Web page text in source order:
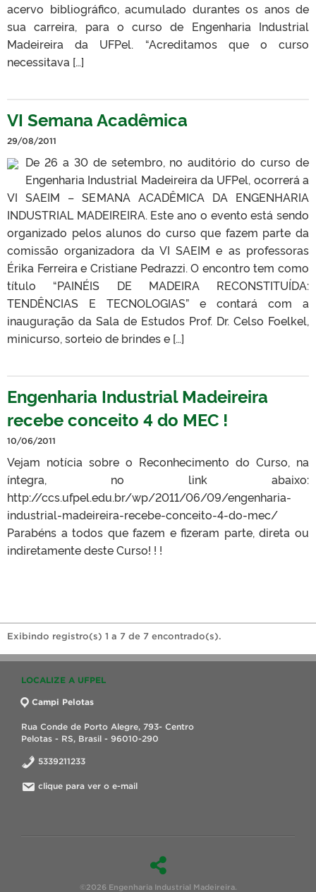
acervo bibliográfico, acumulado durantes os anos de
sua carreira, para o curso de Engenharia Industrial
Madeireira da UFPel. “Acreditamos que o curso
necessitava […]
VI Semana Acadêmica
29/08/2011
De 26 a 30 de setembro, no auditório do curso de
Engenharia Industrial Madeireira da UFPel, ocorrerá a
VI SAEIM – SEMANA ACADÊMICA DA ENGENHARIA
INDUSTRIAL MADEIREIRA. Este ano o evento está sendo
organizado pelos alunos do curso que fazem parte da
comissão organizadora da VI SAEIM e as professoras
Érika Ferreira e Cristiane Pedrazzi. O encontro tem como
título “PAINÉIS DE MADEIRA RECONSTITUÍDA:
TENDÊNCIAS E TECNOLOGIAS” e contará com a
inauguração da Sala de Estudos Prof. Dr. Celso Foelkel,
minicurso, sorteio de brindes e […]
Engenharia Industrial Madeireira
recebe conceito 4 do MEC !
10/06/2011
Vejam notícia sobre o Reconhecimento do Curso, na
íntegra, no link abaixo:
http://ccs.ufpel.edu.br/wp/2011/06/09/engenharia-
industrial-madeireira-recebe-conceito-4-do-mec/
Parabéns a todos que fazem e fizeram parte, direta ou
indiretamente deste Curso! ! !
Exibindo registro(s) 1 a 7 de 7 encontrado(s).
LOCALIZE A UFPEL
Campi Pelotas
Rua Conde de Porto Alegre, 793- Centro
Pelotas - RS, Brasil - 96010-290
5339211233
clique para ver o e-mail
©2026 Engenharia Industrial Madeireira.